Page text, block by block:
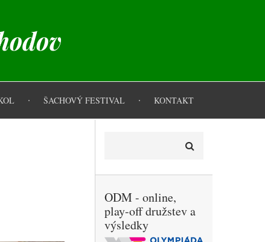
ŠACHOVÝ FESTIVAL KONTAKT
ODM - online,
play-off družstev a
výsledky